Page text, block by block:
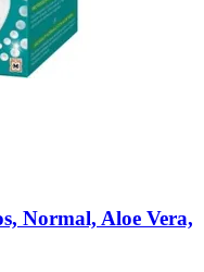
Normal, Aloe Vera,